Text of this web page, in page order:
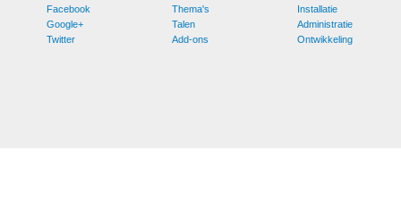
Facebook
Google+
Twitter
Thema's
Talen
Add-ons
Installatie
Administratie
Ontwikkeling